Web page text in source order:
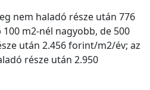
nem haladó része után 776
m2-nél nagyobb, de 500
után 2.456 forint/m2/év; az
része után 2.950